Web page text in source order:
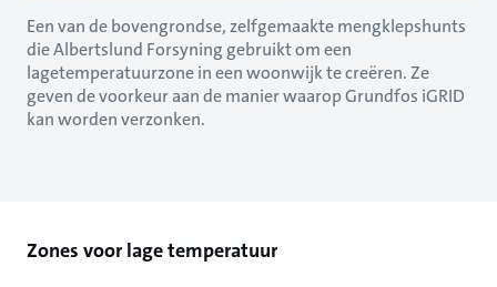
Een van de bovengrondse, zelfgemaakte mengklepshunts
die Albertslund Forsyning gebruikt om een
lagetemperatuurzone in een woonwijk te creëren. Ze
geven de voorkeur aan de manier waarop Grundfos iGRID
kan worden verzonken.
Zones voor lage temperatuur